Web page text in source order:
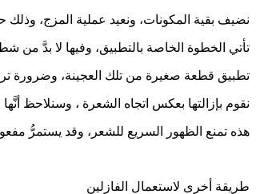
نضيف بقية المكونات، ونعيد عملية المزج، وذلك
تأتي الخطوة الخاصة بالتطبيق، وفيها لا بدَّ من
تطبيق قطعة صغيرة من تلك العجينة، وضرورة
نقوم بإزالتها بعكس اتجاه الشعرة ، وسنلاحظ
هذه تمنع الظهور السريع للشعر، وقد يستمرُّ
طريقة أخرى لاستعمال الفازلين